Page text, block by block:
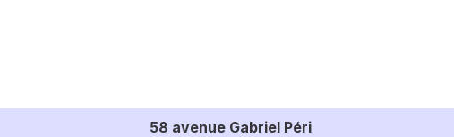
58 avenue Gabriel Péri